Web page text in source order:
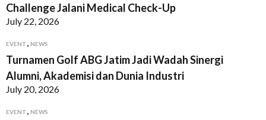
Challenge Jalani Medical Check-Up
July 22, 2026
EVENT NEWS
Turnamen Golf ABG Jatim Jadi Wadah Sinergi
Alumni, Akademisi dan Dunia Industri
July 20, 2026
EVENT NEWS